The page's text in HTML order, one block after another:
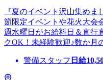
『夏のイベント沢山集め
節限定イベントや花火大
週水曜日がお給料日＆直行
クOK！未経験歓迎♪数か月
警備スタッフ 日給